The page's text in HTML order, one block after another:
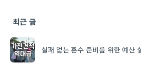
최근 글
실패 없는 혼수 준비를 위한 예산